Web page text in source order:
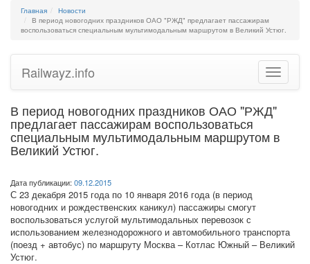
Главная
Новости
В период новогодних праздников ОАО "РЖД" предлагает пассажирам
воспользоваться специальным мультимодальным маршрутом в Великий Устюг.
Toggle
Railwayz.info
В период новогодних праздников ОАО "РЖД"
предлагает пассажирам воспользоваться
специальным мультимодальным маршрутом в
Великий Устюг.
Дата публикации: 09.12.2015
С 23 декабря 2015 года по 10 января 2016 года (в период
новогодних и рождественских каникул) пассажиры смогут
воспользоваться услугой мультимодальных перевозок с
использованием железнодорожного и автомобильного транспорта
(поезд + автобус) по маршруту Москва – Котлас Южный – Великий
Устюг.